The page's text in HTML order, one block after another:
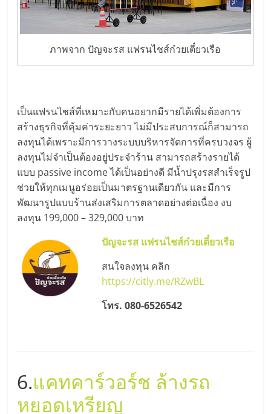
ภาพจาก ปัญจะรส แฟรนไชส์ก๋วยเตี๋ยวเรือ
เป็นแฟรนไชส์ที่เหมาะกับคนอยากมีรายได้เพิ่มต้องการ
สร้างธุรกิจที่คุ้มค่าระยะยาว ไม่มีประสบการณ์ก็สามารถ
ลงทุนได้เพราะมีการวางระบบบริหารจัดการที่ครบวงจร ผู้
ลงทุนไม่จำเป็นต้องอยู่ประจำร้าน สามารถสร้างรายได้
แบบ passive income ได้เป็นอย่างดี มีน้ำปรุงรสสำเร็จรูป
ช่วยให้ทุกเมนูอร่อยเป็นมาตรฐานเดียวกัน และมีการ
พัฒนารูปแบบร้านส่งเสริมการตลาดอย่างต่อเนื่อง งบ
ลงทุน 199,000 – 329,000 บาท
ปัญจะรส แฟรนไชส์ก๋วยเตี๋ยวเรือ
สนใจลงทุน คลิก
https://citly.me/RZwBL
โทร. 080-6526542
6.แคทคาร์วอร์ช ล้างรถ
หยอดเหรียญ